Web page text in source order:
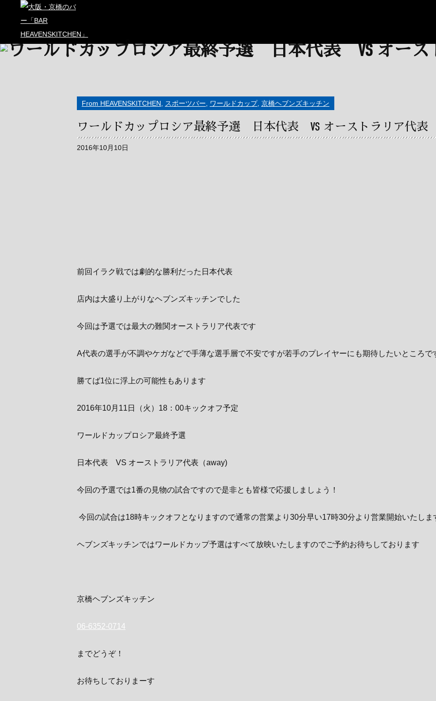
From HEAVENSKITCHEN スポーツバー ワールドカップ, 京橋ヘブンズキッチン
ワールドカップロシア最終予選 日本代表 VS オーストラリア代表
2016年10月10日
前回イラク戦では劇的な勝利だった日本代表
店内は大盛り上がりなヘブンズキッチンでした
今回は予選では最大の難関オーストラリア代表です
A代表の選手が不調やケガなどで手薄な選手層で不安ですが若手のプレイヤーにも期待したいところで
勝てば1位に浮上の可能性もあります
2016年10月11日（火）18：00キックオフ予定
ワールドカップロシア最終予選
日本代表 VS オーストラリア代表（away)
今回の予選では1番の見物の試合ですので是非とも皆様で応援しましょう！
今回の試合は18時キックオフとなりますので通常の営業より30分早い17時30分より営業開始いたしま
ヘブンズキッチンではワールドカップ予選はすべて放映いたしますのでご予約お待ちしております
京橋ヘブンズキッチン
06-6352-0714
までどうぞ！
お待ちしておりまーす